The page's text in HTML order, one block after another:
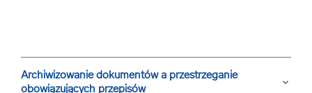
Archiwizowanie dokumentów a przestrzeganie
obowiązujących przepisów
keyboard_arrow_down